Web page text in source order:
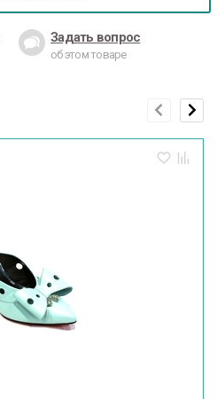
Задать вопрос
об этом товаре